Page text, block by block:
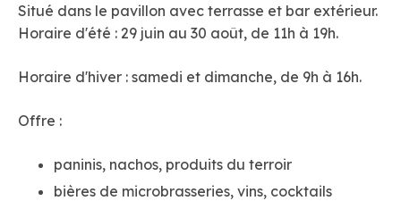
Situé dans le pavillon avec terrasse et bar extérieur.
Horaire d'été : 29 juin au 30 août, de 11h à 19h.
Horaire d'hiver : samedi et dimanche, de 9h à 16h.
Offre :
paninis, nachos, produits du terroir
bières de microbrasseries, vins, cocktails